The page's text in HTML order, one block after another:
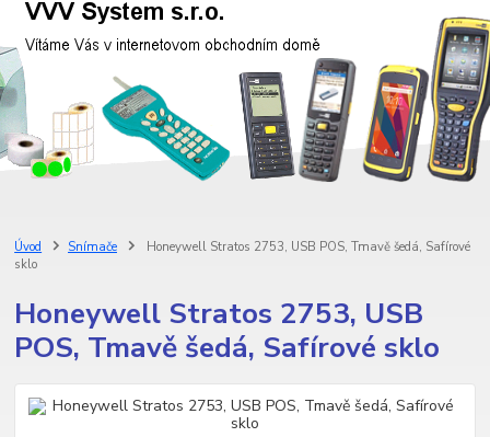
Úvod Snímače
Honeywell Stratos 2753, USB POS, Tmavě šedá, Safírové
sklo
Honeywell Stratos 2753, USB
POS, Tmavě šedá, Safírové sklo